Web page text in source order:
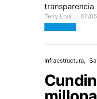
transparencia
Terry Loui 07/
Infraestructura